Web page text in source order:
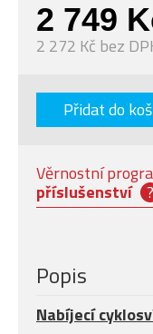
2 749
2 272 Kč bez
Přidat do
Věrnostní
příslušenství ?
Popis
Nabíjecí